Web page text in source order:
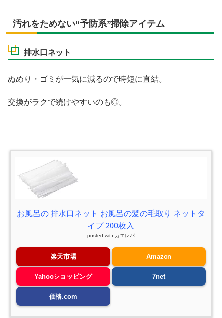
汚れをためない“予防系”掃除アイテム
排水口ネット
ぬめり・ゴミが一気に減るので時短に直結。
交換がラクで続けやすいのも◎。
お風呂の 排水口ネット お風呂の髪の毛取り ネットタ
イプ 200枚入
posted with カエレバ
楽天市場 Amazon
Yahooショッピング 7net
価格.com